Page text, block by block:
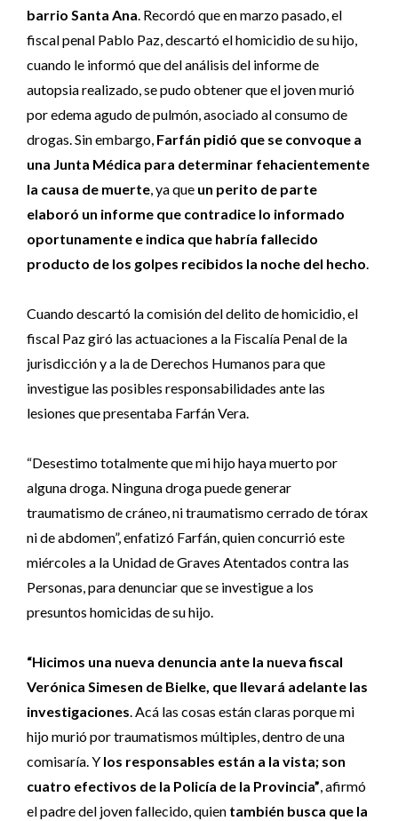
barrio Santa Ana. Recordó que en marzo pasado, el
fiscal penal Pablo Paz, descartó el homicidio de su hijo,
cuando le informó que del análisis del informe de
autopsia realizado, se pudo obtener que el joven murió
por edema agudo de pulmón, asociado al consumo de
drogas. Sin embargo, Farfán pidió que se convoque a
una Junta Médica para determinar fehacientemente
la causa de muerte, ya que un perito de parte
elaboró un informe que contradice lo informado
oportunamente e indica que habría fallecido
producto de los golpes recibidos la noche del hecho.
Cuando descartó la comisión del delito de homicidio, el
fiscal Paz giró las actuaciones a la Fiscalía Penal de la
jurisdicción y a la de Derechos Humanos para que
investigue las posibles responsabilidades ante las
lesiones que presentaba Farfán Vera.
“Desestimo totalmente que mi hijo haya muerto por
alguna droga. Ninguna droga puede generar
traumatismo de cráneo, ni traumatismo cerrado de tórax
ni de abdomen”, enfatizó Farfán, quien concurrió este
miércoles a la Unidad de Graves Atentados contra las
Personas, para denunciar que se investigue a los
presuntos homicidas de su hijo.
“Hicimos una nueva denuncia ante la nueva fiscal
Verónica Simesen de Bielke, que llevará adelante las
investigaciones. Acá las cosas están claras porque mi
hijo murió por traumatismos múltiples, dentro de una
comisaría. Y los responsables están a la vista; son
cuatro efectivos de la Policía de la Provincia”, afirmó
el padre del joven fallecido, quien también busca que la